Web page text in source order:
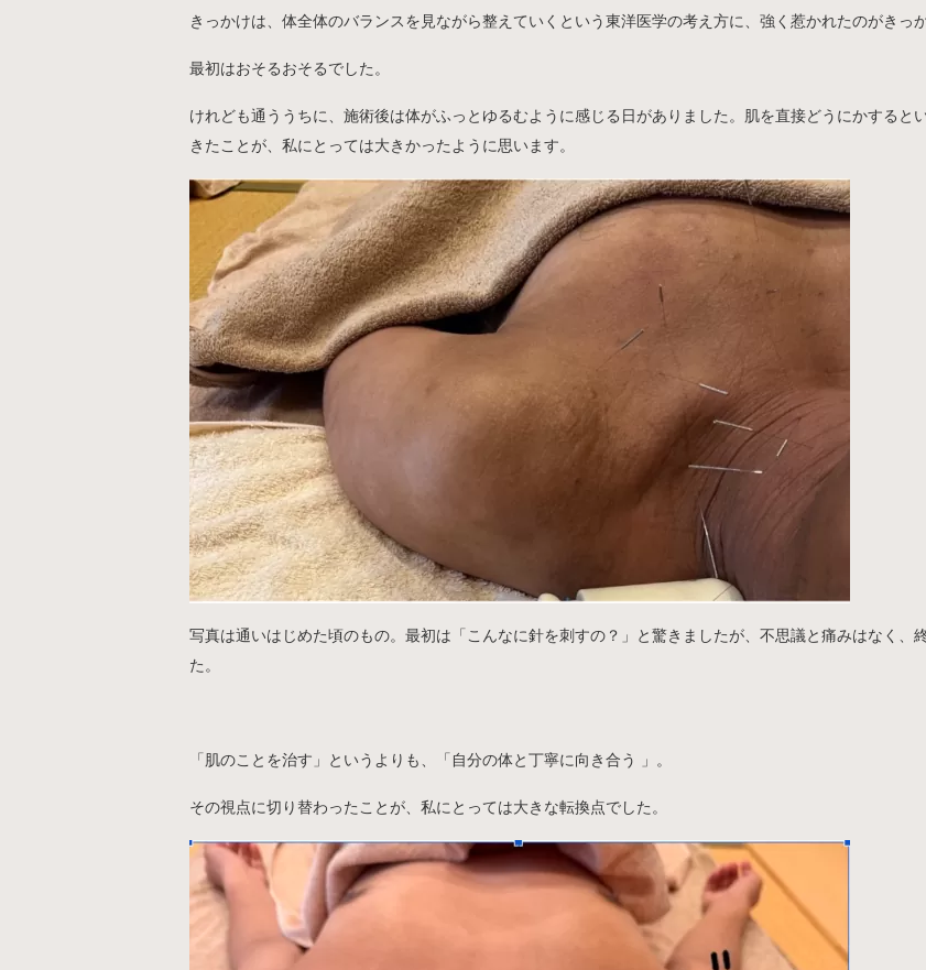
きっかけは、体全体のバランスを見ながら整えていくという東洋医学の考え方に、強く惹かれたのがきっか
最初はおそるおそるでした。
けれども通ううちに、施術後は体がふっとゆるむように感じる日がありました。肌を直接どうにかすると
きたことが、私にとっては大きかったように思います。
写真は通いはじめた頃のもの。最初は「こんなに針を刺すの？」と驚きましたが、不思議と痛みはなく、
た。
「肌のことを治す」というよりも、「自分の体と丁寧に向き合う 」。
その視点に切り替わったことが、私にとっては大きな転換点でした。